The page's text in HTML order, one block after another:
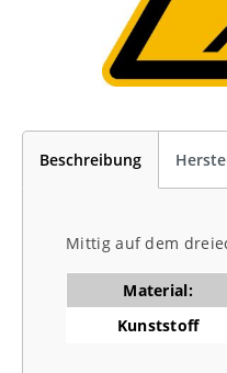
Beschreibung
Mittig auf dem
Material:
Kunststoff